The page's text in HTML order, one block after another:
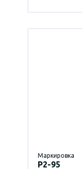
Маркировка
P2-95